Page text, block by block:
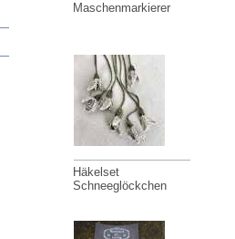
Maschenmarkierer
Häkelset
Schneeglöckchen